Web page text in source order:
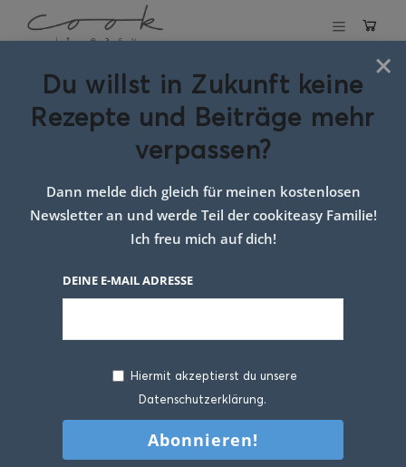
Schlagwort:rote
rübe
Rote-Rüben-Suppe
×
Du willst in Zukunft keine
Rezepte und Beiträge mehr
verpassen?
Dann melde dich gleich für meinen kostenlosen
Newsletter an und werde Teil der cookiteasy Familie!
Ich freu mich auf dich!
DEINE E-MAIL ADRESSE
Hiermit akzeptierst du unsere
Datenschutzerklärung.